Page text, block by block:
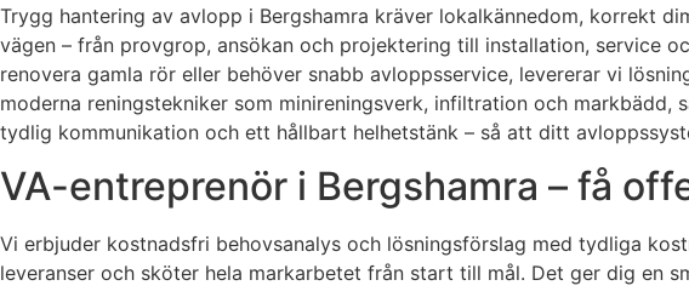
Trygg hantering av avlopp i Bergshamra kräver lokalkännedom, korrekt
vägen – från provgrop, ansökan och projektering till installation, service
renovera gamla rör eller behöver snabb avloppsservice, levererar vi
moderna reningstekniker som minireningsverk, infiltration och
tydlig kommunikation och ett hållbart helhetstänk – så att ditt
VA-entreprenör i Bergshamra – få
Vi erbjuder kostnadsfri behovsanalys och lösningsförslag med tydliga
leveranser och sköter hela markarbetet från start till mål. Det ger dig en